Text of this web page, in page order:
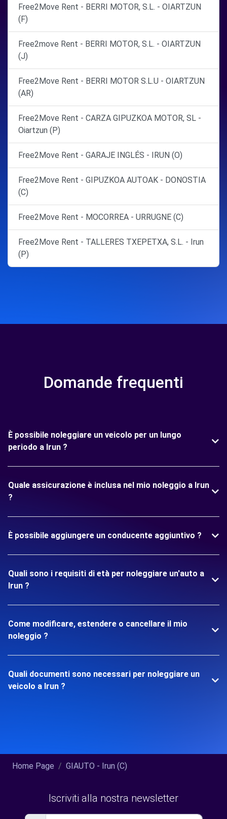
Free2Move Rent - BERRI MOTOR, S.L. - OIARTZUN
(F)
Free2move Rent - BERRI MOTOR, S.L. - OIARTZUN
(J)
Free2Move Rent - BERRI MOTOR S.L.U - OIARTZUN
(AR)
Free2Move Rent - CARZA GIPUZKOA MOTOR, SL -
Oiartzun (P)
Free2Move Rent - GARAJE INGLÉS - IRUN (O)
Free2Move Rent - GIPUZKOA AUTOAK - DONOSTIA
(C)
Free2Move Rent - MOCORREA - URRUGNE (C)
Free2Move Rent - TALLERES TXEPETXA, S.L. - Irun
(P)
Domande frequenti
È possibile noleggiare un veicolo per un lungo
periodo a Irun ?
Quale assicurazione è inclusa nel mio noleggio a Irun
?
È possibile aggiungere un conducente aggiuntivo ?
Quali sono i requisiti di età per noleggiare un'auto a
Irun ?
Come modificare, estendere o cancellare il mio
noleggio ?
Quali documenti sono necessari per noleggiare un
veicolo a Irun ?
Home Page GIAUTO - Irun (C)
Iscriviti alla nostra newsletter